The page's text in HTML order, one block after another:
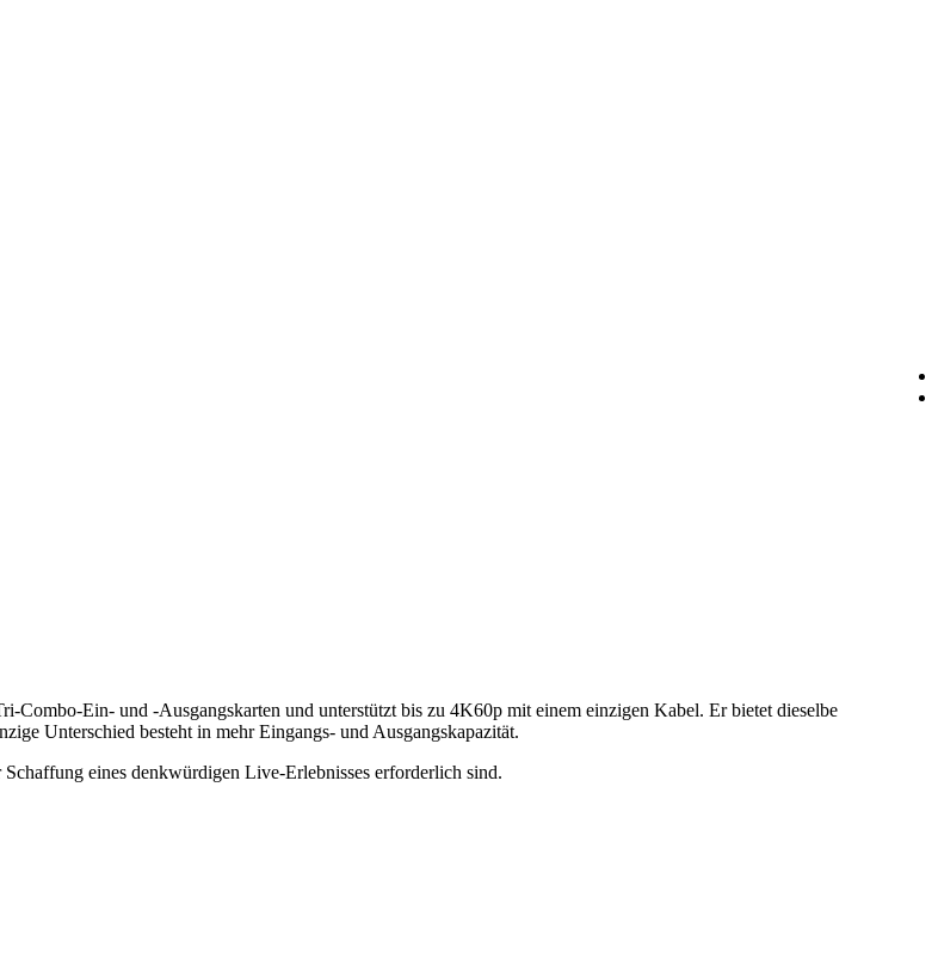
Ein- und -Ausgangskarten und unterstützt bis zu 4K60p mit einem einzigen Kabel. Er bietet dieselbe
Unterschied besteht in mehr Eingangs- und Ausgangskapazität.
eines denkwürdigen Live-Erlebnisses erforderlich sind.